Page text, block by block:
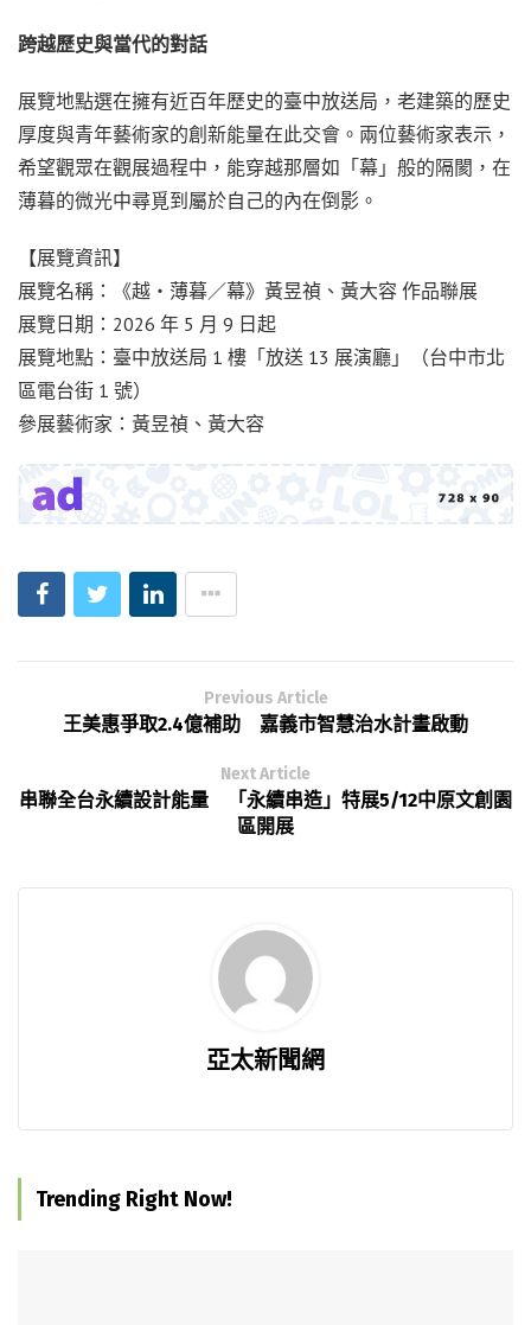
跨越歷史與當代的對話
展覽地點選在擁有近百年歷史的臺中放送局，老建築的歷史
厚度與青年藝術家的創新能量在此交會。兩位藝術家表示，
希望觀眾在觀展過程中，能穿越那層如「幕」般的隔閡，在
薄暮的微光中尋覓到屬於自己的內在倒影。
【展覽資訊】
展覽名稱：《越・薄暮／幕》黃昱禎、黃大容 作品聯展
展覽日期：2026 年 5 月 9 日起
展覽地點：臺中放送局 1 樓「放送 13 展演廳」（台中市北
區電台街 1 號）
參展藝術家：黃昱禎、黃大容
Previous Article
王美惠爭取2.4億補助 嘉義市智慧治水計畫啟動
Next Article
串聯全台永續設計能量 「永續串造」特展5/12中原文創園
區開展
亞太新聞網
Trending Right Now!